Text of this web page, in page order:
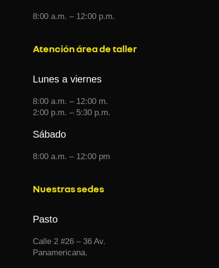
8:00 a.m. – 12:00 p.m.
Atención área de taller
Lunes a viernes
8:00 a.m. – 12:00 m.
2:00 p.m. – 5:30 p.m.
Sábado
8:00 a.m. – 12:00 pm
Nuestras sedes
Pasto
Calle 2 #26 – 36 Av.
Panamericana.